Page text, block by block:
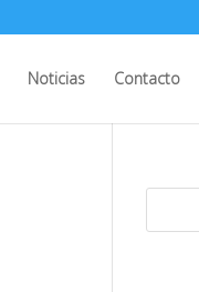
Noticias Contacto